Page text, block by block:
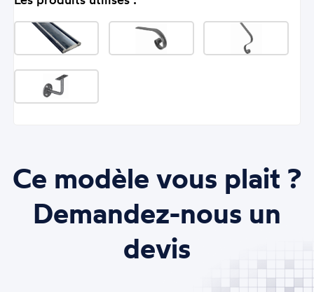
Ce modèle vous plait ?
Demandez-nous un
devis